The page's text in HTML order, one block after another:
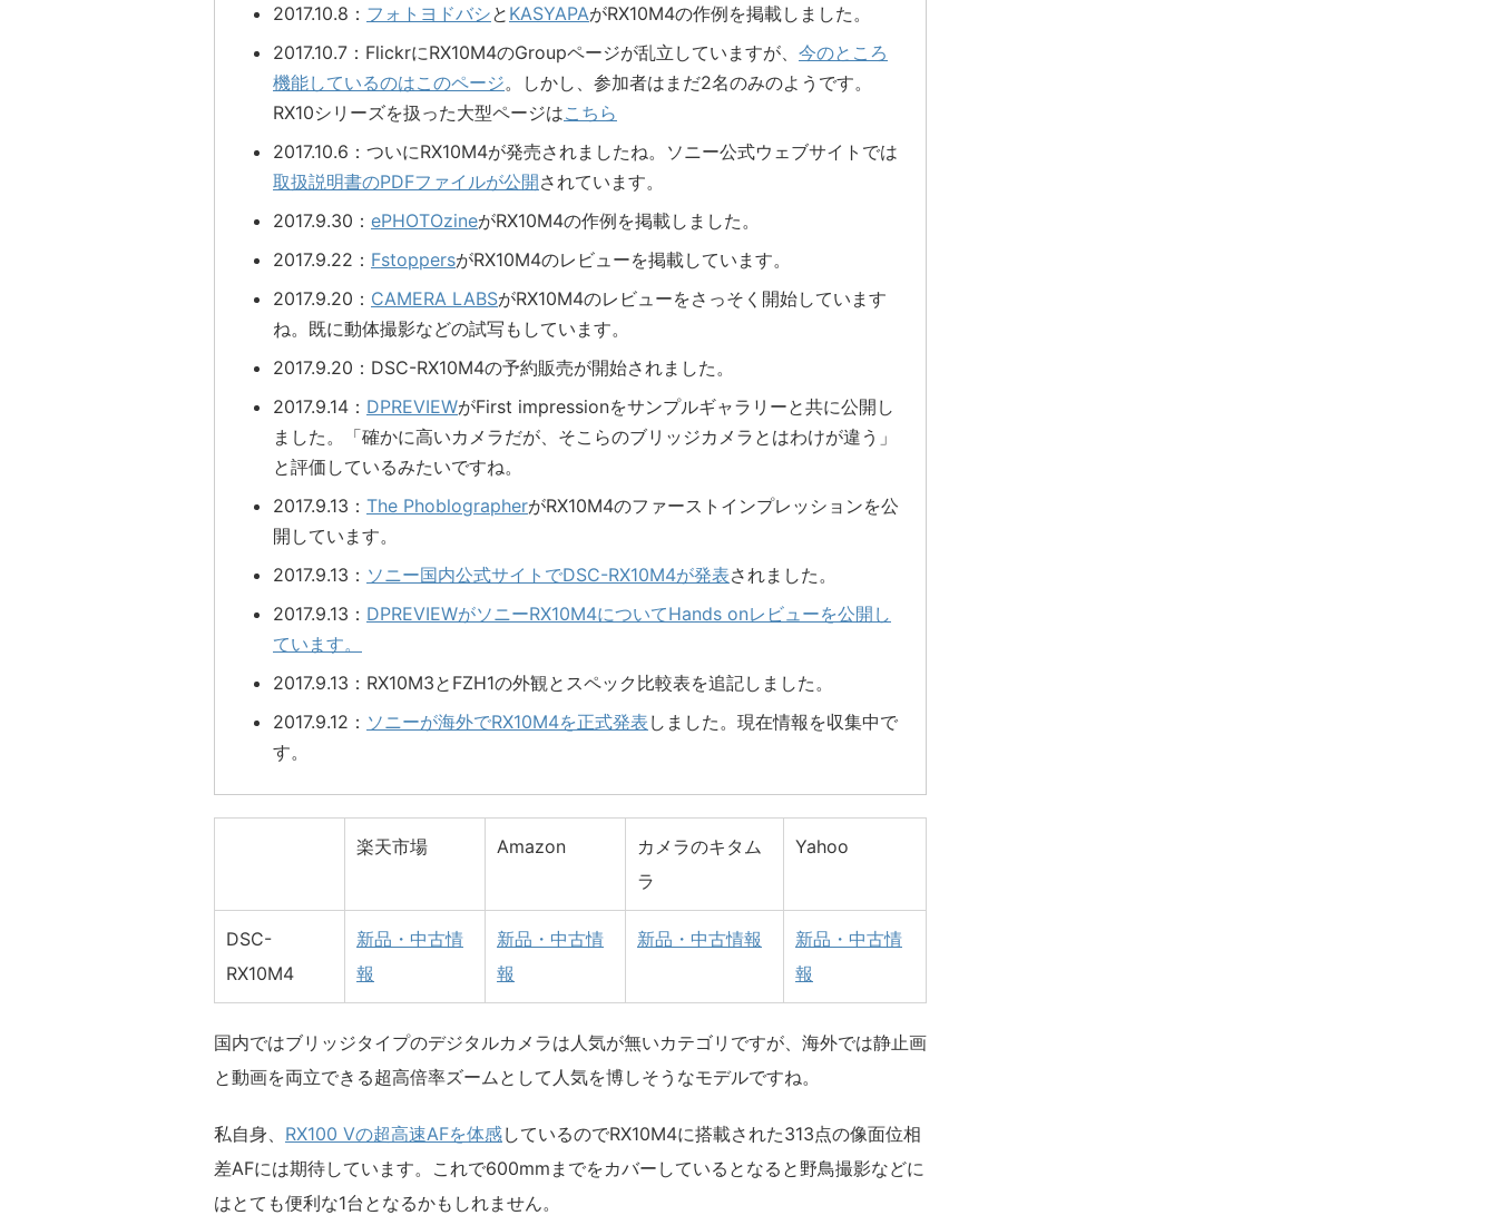
2017.10.8： フォトヨドバシと KASYAPAがRX10M4の作例を掲載しました。
2017.10.7：FlickrにRX10M4のGroupページが乱立していますが、 今のところ
機能しているのはこのページ。しかし、参加者はまだ2名のみのようです。
RX10シリーズを扱った大型ページはこちら
2017.10.6：ついにRX10M4が発売されましたね。ソニー公式ウェブサイトでは
取扱説明書のPDFファイルが公開されています。
2017.9.30： ePHOTOzineがRX10M4の作例を掲載しました。
2017.9.22： FstoppersがRX10M4のレビューを掲載しています。
2017.9.20： CAMERA LABSがRX10M4のレビューをさっそく開始しています
ね。既に動体撮影などの試写もしています。
2017.9.20：DSC-RX10M4の予約販売が開始されました。
2017.9.14： DPREVIEWがFirst impressionをサンプルギャラリーと共に公開し
ました。「確かに高いカメラだが、そこらのブリッジカメラとはわけが違う」
と評価しているみたいですね。
2017.9.13： The PhoblographerがRX10M4のファーストインプレッションを公
開しています。
2017.9.13： ソニー国内公式サイトでDSC-RX10M4が発表されました。
2017.9.13： DPREVIEWがソニーRX10M4についてHands onレビューを公開し
ています。
2017.9.13：RX10M3とFZH1の外観とスペック比較表を追記しました。
2017.9.12： ソニーが海外でRX10M4を正式発表 しました。現在情報を収集中で
す。
1.0型 積層型Exmor RS CMOSセンサー
Zeiss Vario-Sonnar T* 24-600mm（35mm換算）
F2.4-4.0 72mmフィルター
3.0型 144万ドット タッチパネルモニタ
0.39型 電子ビューファインダー 236万ドット 0.70倍
315点 位相差検出
国内公式ページ
プレスリリース
価格.com（レビュー/口コミ）
フォトヨドバシ 作例
マイナビニュース レビュー
Flickr Group
楽天市場 Amazon
カメラのキタム
ラ
Yahoo
DSC-
RX10M4
新品・中古情
報
新品・中古情
報
新品・中古情報
新品・中古情
報
国内ではブリッジタイプのデジタルカメラは人気が無いカテゴリですが、海外では静止画
と動画を両立できる超高倍率ズームとして人気を博しそうなモデルですね。
私自身、 RX100 Vの超高速AFを体感しているのでRX10M4に搭載された313点の像面位相
差AFには期待しています。これで600mmまでをカバーしているとなると野鳥撮影などに
はとても便利な1台となるかもしれません。